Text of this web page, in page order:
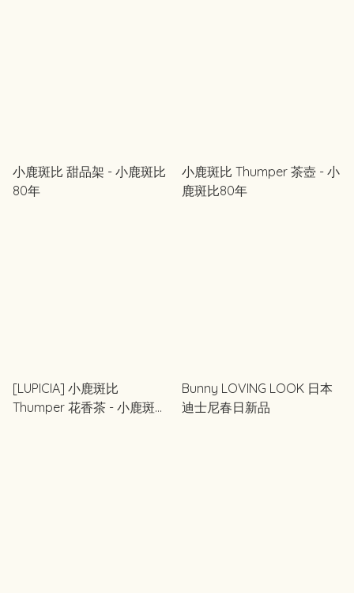
小鹿斑比 甜品架 - 小鹿斑比
80年
小鹿斑比 Thumper 茶壺 - 小
鹿斑比80年
[LUPICIA] 小鹿斑比
Thumper 花香茶 - 小鹿斑比
Bunny LOVING LOOK 日本
迪士尼春日新品